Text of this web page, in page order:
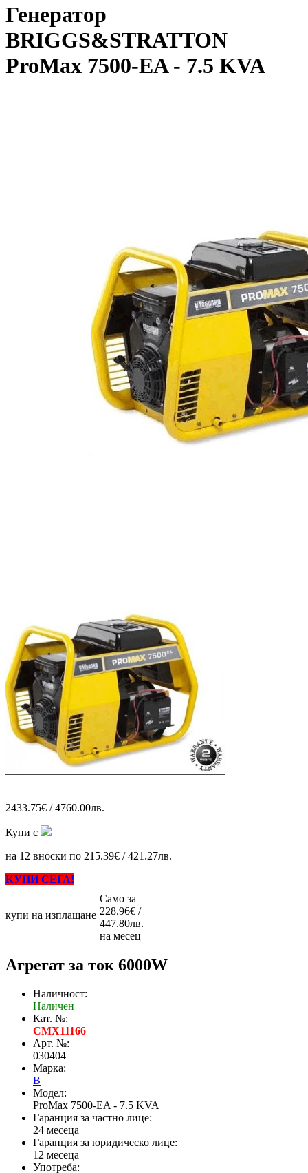
Генератор
BRIGGS&STRATTON
ProMax 7500-EA - 7.5 KVA
2433.75€ / 4760.00лв.
Купи с
на 12 вноски по 215.39€ / 421.27лв.
КУПИ СЕГА!
купи на изплащане
Само за
228.96€ /
447.80лв.
на месец
Агрегат за ток 6000W
Наличност:
Наличен
Кат. №:
CMX11166
Арт. №:
030404
Марка:
B
Модел:
ProMax 7500-EA - 7.5 KVA
Гаранция за частно лице:
24 месеца
Гаранция за юридическо лице:
12 месеца
Употреба: